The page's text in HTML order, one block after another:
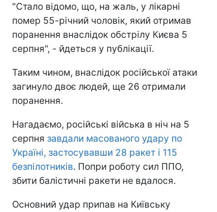
"Стало відомо, що, на жаль, у лікарні
помер 55-річний чоловік, який отримав
поранення внаслідок обстрілу Києва 5
серпня", - йдеться у публікації.
Таким чином, внаслідок російської атаки
загинуло двоє людей, ще 26 отримали
поранення.
Нагадаємо, російські війська в ніч на 5
серпня завдали масованого удару по
Україні, застосувавши 28 ракет і 115
безпілотників. Попри роботу сил ППО,
збити балістичні ракети не вдалося.
Основний удар припав на Київську